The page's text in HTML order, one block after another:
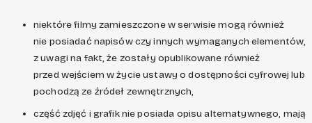
niektóre filmy zamieszczone w serwisie mogą również
nie posiadać napisów czy innych wymaganych elementów,
z uwagi na fakt, że zostały opublikowane również
przed wejściem w życie ustawy o dostępności cyfrowej lub
pochodzą ze źródeł zewnętrznych,
część zdjęć i grafik nie posiada opisu alternatywnego, mają